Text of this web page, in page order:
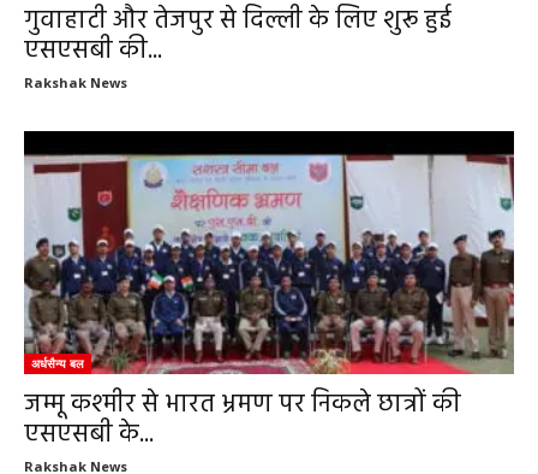
गुवाहाटी और तेजपुर से दिल्ली के लिए शुरू हुई
एसएसबी की...
Rakshak News
अर्धसैन्य बल
जम्मू कश्मीर से भारत भ्रमण पर निकले छात्रों की
एसएसबी के...
Rakshak News